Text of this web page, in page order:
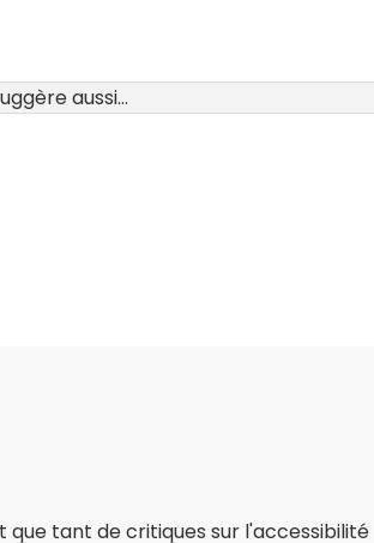
aussi...
tant de critiques sur l'accessibilité